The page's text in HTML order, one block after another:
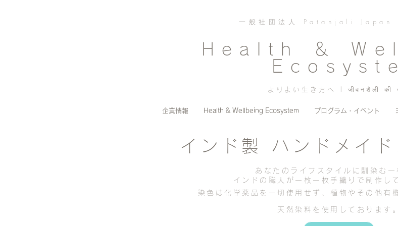
一般社団法人 Patanjali Japan
Health ＆
よりよい生き方へ | जीवनशैली की
企業情報 Health & Wellbeing Ecosystem プログラム・イベント
インド製 ハンドメイド
あなたのライフスタイルに馴染む一
インドの職人が一枚一枚手織りで制作し
染色は化学薬品を一切使用せず、植物やその他有
天然染料を使用しております。